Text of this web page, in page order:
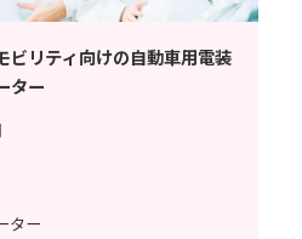
ビリティ向けの自動車用電装
ター
ター